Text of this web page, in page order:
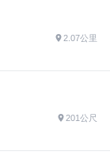
2.07公里
201公尺